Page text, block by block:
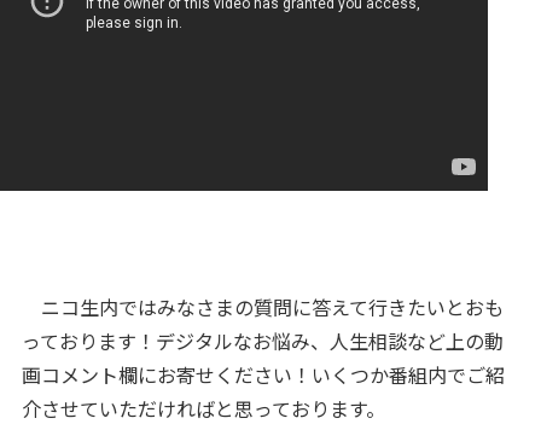
ニコ生内ではみなさまの質問に答えて行きたいとおも
っております！デジタルなお悩み、人生相談など上の動
画コメント欄にお寄せください！いくつか番組内でご紹
介させていただければと思っております。